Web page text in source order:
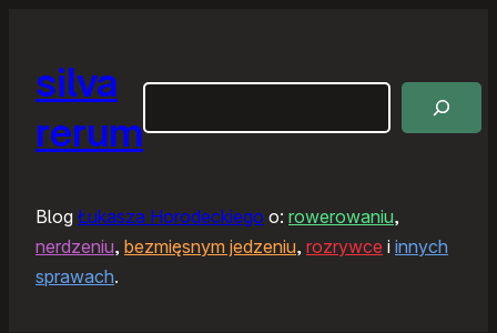
silva
rerum
Blog Łukasza Horodeckiego o: rowerowaniu,
nerdzeniu, bezmięsnym jedzeniu, rozrywce i innych
sprawach.